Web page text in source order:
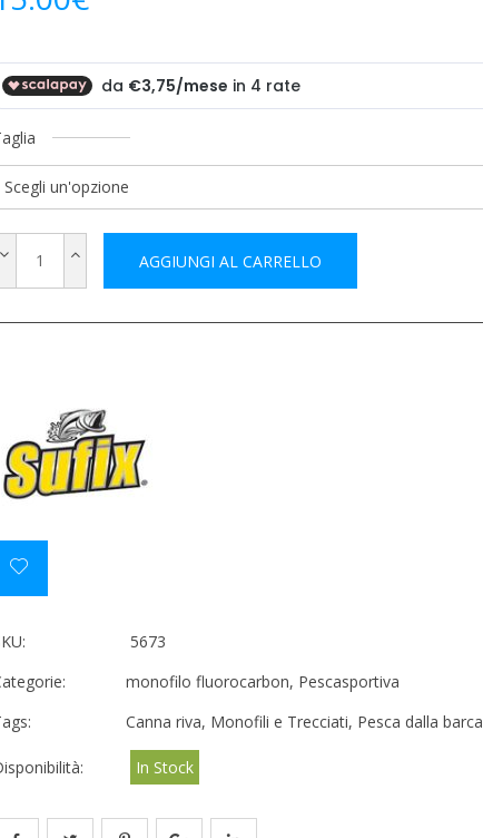
AGGIUNGI AL CARRELLO
5673
monofilo fluorocarbon, Pescasportiva
Canna riva, Monofili e Trecciati, Pesca dalla barca
In Stock